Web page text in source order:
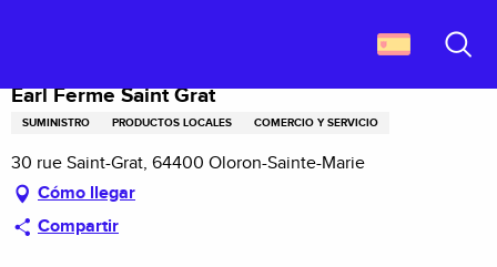
principal
Earl Ferme Saint Grat
SUMINISTRO PRODUCTOS LOCALES COMERCIO Y SERVICIO
30 rue Saint-Grat, 64400 Oloron-Sainte-Marie
Cómo llegar
Compartir